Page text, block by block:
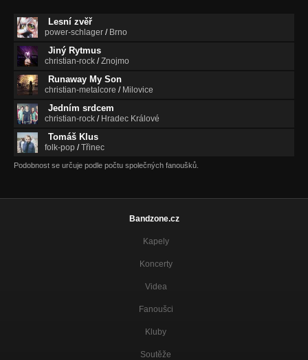
Lesní zvěř
power-schlager / Brno
Jiný Rytmus
christian-rock /Znojmo
Runaway My Son
christian-metalcore / Milovice
Jedním srdcem
christian-rock / Hradec Králové
Tomáš Klus
folk-pop /Třinec
Podobnost se určuje podle počtu společných fanoušků.
Bandzone.cz
Kapely
Koncerty
Videa
Fanoušci
Kluby
Soutěže